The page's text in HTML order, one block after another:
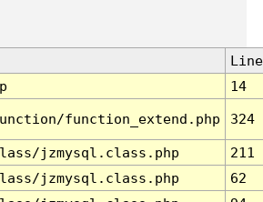
Line
14
function_extend.php 324
jzmysql.class.php
211
jzmysql.class.php
62